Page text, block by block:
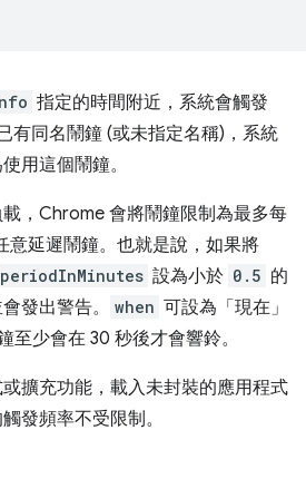
指定的時間附近，系統會觸發
有同名鬧鐘 (或未指定名稱)，系統
用這個鬧鐘。
，Chrome 會將鬧鐘限制為最多每
意延遲鬧鐘。也就是說，如果將
periodInMinutes 設為小於 0.5 的
發出警告。
when 可設為「現在」
至少會在 30 秒後才會響鈴。
擴充功能，載入未封裝的應用程式
發頻率不受限制。